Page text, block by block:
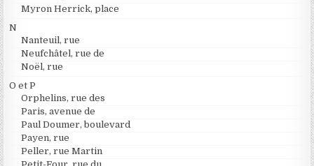
Myron Herrick, place
N
Nanteuil, rue
Neufchâtel, rue de
Noël, rue
O et P
Orphelins, rue des
Paris, avenue de
Paul Doumer, boulevard
Payen, rue
Peller, rue Martin